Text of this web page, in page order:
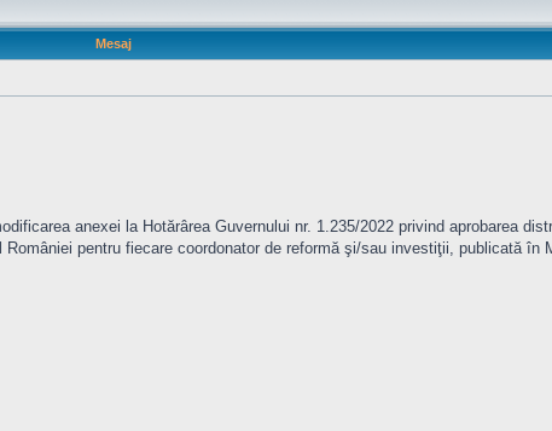
Mesaj
anexei la Hotărârea Guvernului nr. 1.235/2022 privind aprobarea
pentru fiecare coordonator de reformă şi/sau investiţii, publicată în